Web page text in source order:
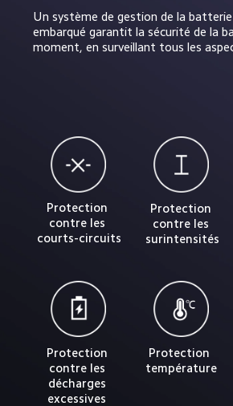
Un système de gestion de la
embarqué garantit la sécurité de la
moment, en surveillant tous les
Protection
contre les
courts-circuits
Protection
contre les
surintensités
Protection
contre les
décharges
excessives
Protection
température